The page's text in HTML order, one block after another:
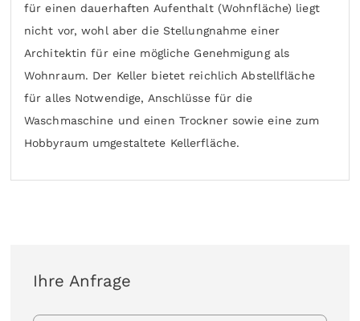
für einen dauerhaften Aufenthalt (Wohnfläche) liegt
nicht vor, wohl aber die Stellungnahme einer
Architektin für eine mögliche Genehmigung als
Wohnraum. Der Keller bietet reichlich Abstellfläche
für alles Notwendige, Anschlüsse für die
Waschmaschine und einen Trockner sowie eine zum
Hobbyraum umgestaltete Kellerfläche.
Ihre Anfrage